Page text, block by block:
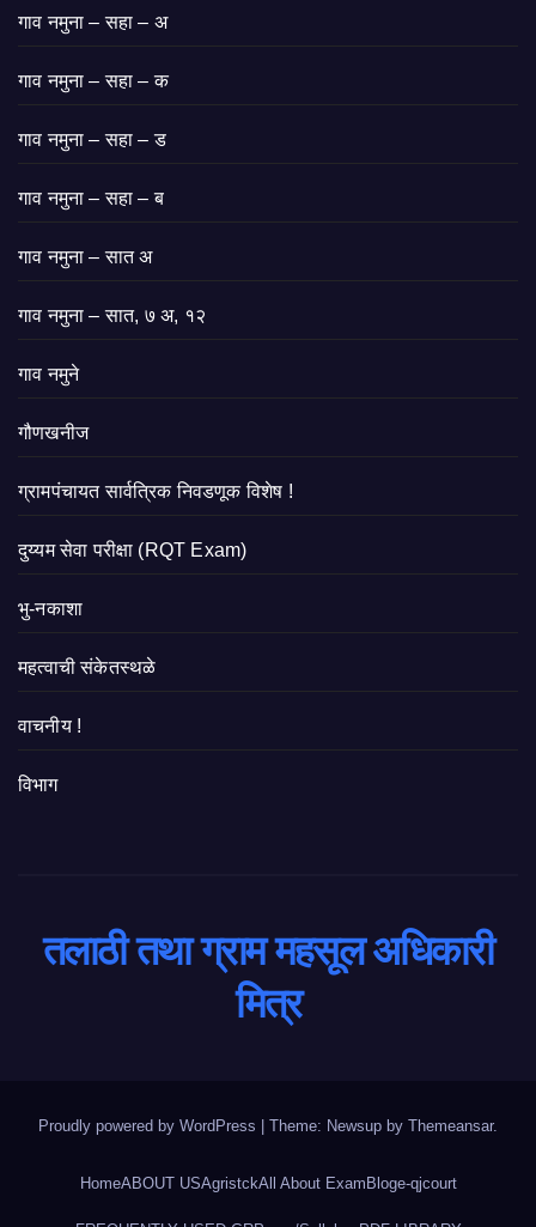
गाव नमुना – सहा – अ
गाव नमुना – सहा – क
गाव नमुना – सहा – ड
गाव नमुना – सहा – ब
गाव नमुना – सात अ
गाव नमुना – सात, ७ अ, १२
गाव नमुने
गौणखनीज
ग्रामपंचायत सार्वत्रिक निवडणूक विशेष !
दुय्यम सेवा परीक्षा (RQT Exam)
भु-नकाशा
महत्वाची संकेतस्थळे
वाचनीय !
विभाग
तलाठी तथा ग्राम महसूल अधिकारी
मित्र
Proudly powered by WordPress | Theme: Newsup by Themeansar.
HomeABOUT USAgristckAll About Exam Bloge-qjcourt